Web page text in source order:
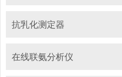
抗乳化测定器
在线联氨分析仪